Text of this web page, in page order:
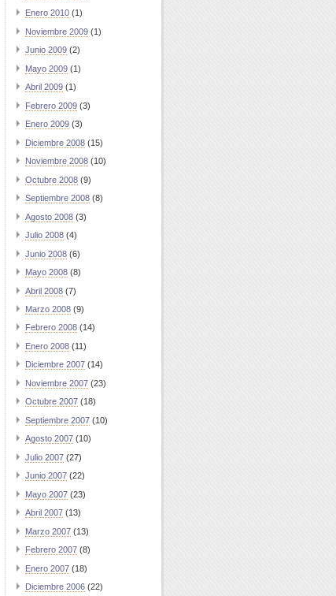
Enero 2010 (1)
Noviembre 2009 (1)
Junio 2009 (2)
Mayo 2009 (1)
Abril 2009 (1)
Febrero 2009 (3)
Enero 2009 (3)
Diciembre 2008 (15)
Noviembre 2008 (10)
Octubre 2008 (9)
Septiembre 2008 (8)
Agosto 2008 (3)
Julio 2008 (4)
Junio 2008 (6)
Mayo 2008 (8)
Abril 2008 (7)
Marzo 2008 (9)
Febrero 2008 (14)
Enero 2008 (11)
Diciembre 2007 (14)
Noviembre 2007 (23)
Octubre 2007 (18)
Septiembre 2007 (10)
Agosto 2007 (10)
Julio 2007 (27)
Junio 2007 (22)
Mayo 2007 (23)
Abril 2007 (13)
Marzo 2007 (13)
Febrero 2007 (8)
Enero 2007 (18)
Diciembre 2006 (22)